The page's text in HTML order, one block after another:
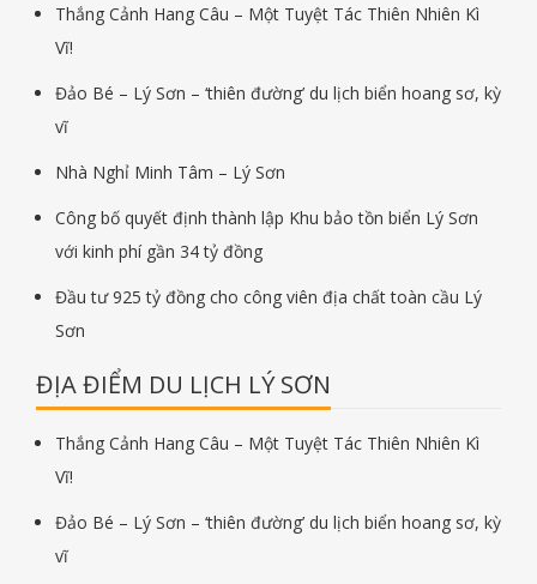
Thắng Cảnh Hang Câu – Một Tuyệt Tác Thiên Nhiên Kì
Vĩ!
Đảo Bé – Lý Sơn – ‘thiên đường’ du lịch biển hoang sơ, kỳ
vĩ
Nhà Nghỉ Minh Tâm – Lý Sơn
Công bố quyết định thành lập Khu bảo tồn biển Lý Sơn
với kinh phí gần 34 tỷ đồng
Đầu tư 925 tỷ đồng cho công viên địa chất toàn cầu Lý
Sơn
ĐỊA ĐIỂM DU LỊCH LÝ SƠN
Thắng Cảnh Hang Câu – Một Tuyệt Tác Thiên Nhiên Kì
Vĩ!
Đảo Bé – Lý Sơn – ‘thiên đường’ du lịch biển hoang sơ, kỳ
vĩ